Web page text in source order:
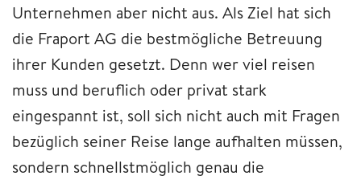
Unternehmen aber nicht aus. Als Ziel hat sich
die Fraport AG die bestmögliche Betreuung
ihrer Kunden gesetzt. Denn wer viel reisen
muss und beruflich oder privat stark
eingespannt ist, soll sich nicht auch mit Fragen
bezüglich seiner Reise lange aufhalten müssen,
sondern schnellstmöglich genau die